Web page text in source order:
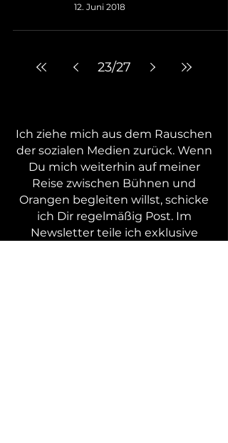
12. Juni 2018
23/27
Ich ziehe mich aus dem Rauschen
der sozialen Medien zurück. Wenn
Du mich weiterhin auf meiner
Reise zwischen Bühnen und
Orangen begleiten willst, schicke
ich Dir regelmäßig Post. Im
Newsletter teile ich exklusive